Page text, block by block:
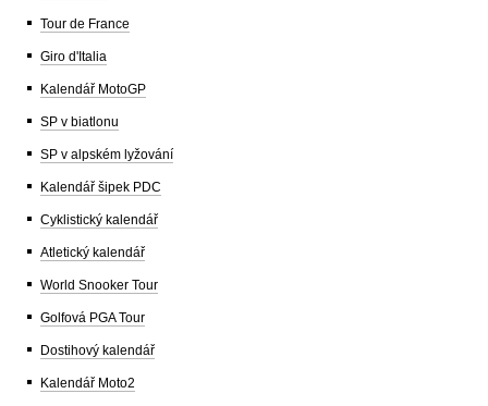
Tour de France
Giro d'Italia
Kalendář MotoGP
SP v biatlonu
SP v alpském lyžování
Kalendář šipek PDC
Cyklistický kalendář
Atletický kalendář
World Snooker Tour
Golfová PGA Tour
Dostihový kalendář
Kalendář Moto2